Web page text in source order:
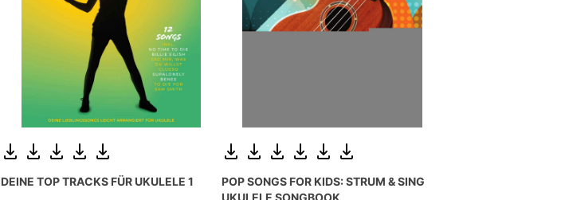
DEINE TOP TRACKS FÜR UKULELE 1
POP SONGS FOR KIDS: STRUM & SING
UKULELE SONGBOOK